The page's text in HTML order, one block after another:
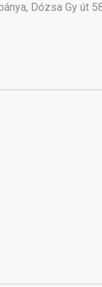
Dózsa Gy út